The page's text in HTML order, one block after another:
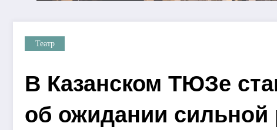
Театр
В Казанском ТЮЗе
об ожидании сильной